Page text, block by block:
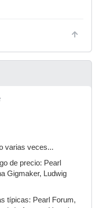
varias veces...
de precio: Pearl
Gigmaker, Ludwig
típicas: Pearl Forum,